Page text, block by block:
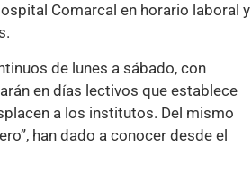
Comarcal en horario laboral y
de lunes a sábado, con
en días lectivos que establece
a los institutos. Del mismo
han dado a conocer desde el